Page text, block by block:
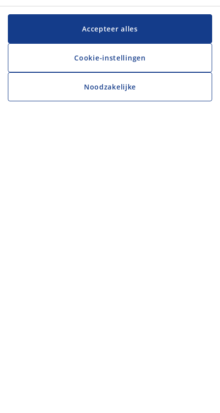
Accepteer alles
Cookie-instellingen
Noodzakelijke